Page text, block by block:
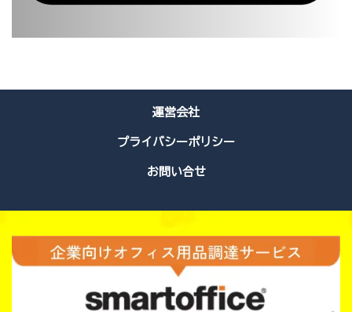
運営会社
プライバシーポリシー
お問い合せ